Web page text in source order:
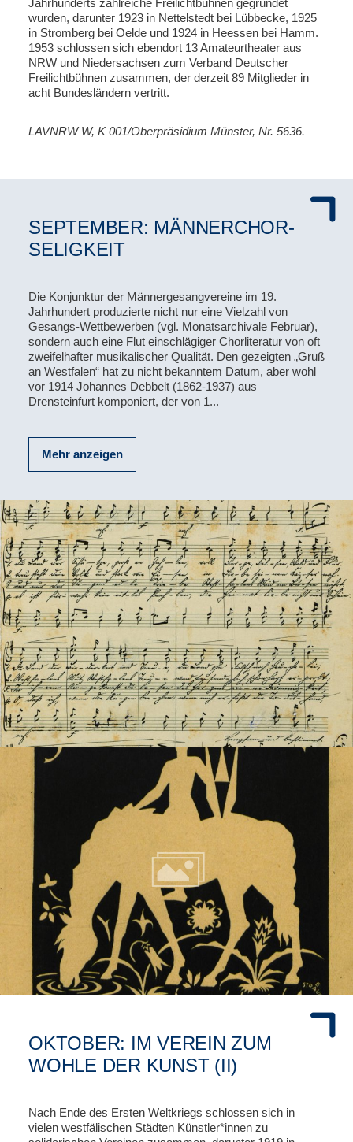
Jahrhunderts zahlreiche Freilichtbühnen gegründet
wurden, darunter 1923 in Nettelstedt bei Lübbecke, 1925
in Stromberg bei Oelde und 1924 in Heessen bei Hamm.
1953 schlossen sich ebendort 13 Amateurtheater aus
NRW und Niedersachsen zum Verband Deutscher
Freilichtbühnen zusammen, der derzeit 89 Mitglieder in
acht Bundesländern vertritt.
LAVNRW W, K 001/Oberpräsidium Münster, Nr. 5636.
SEPTEMBER: MÄNNERCHOR-
SELIGKEIT
Die Konjunktur der Männergesangvereine im 19.
Jahrhundert produzierte nicht nur eine Vielzahl von
Gesangs-Wettbewerben (vgl. Monatsarchivale Februar),
sondern auch eine Flut einschlägiger Chorliteratur von oft
zweifelhafter musikalischer Qualität. Den gezeigten „Gruß
an Westfalen“ hat zu nicht bekanntem Datum, aber wohl
vor 1914 Johannes Debbelt (1862-1937) aus
Drensteinfurt komponiert, der von 1...
Mehr anzeigen
OKTOBER: IM VEREIN ZUM
WOHLE DER KUNST (II)
Nach Ende des Ersten Weltkriegs schlossen sich in
vielen westfälischen Städten Künstler*innen zu